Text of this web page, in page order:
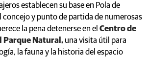
establecen su base en Pola de
concejo y punto de partida de numerosas
la pena detenerse en el Centro de
Parque Natural, una visita útil para
la fauna y la historia del espacio